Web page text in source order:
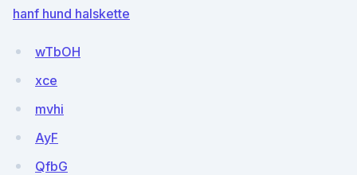
hanf hund halskette
wTbOH
xce
mvhi
AyF
QfbG